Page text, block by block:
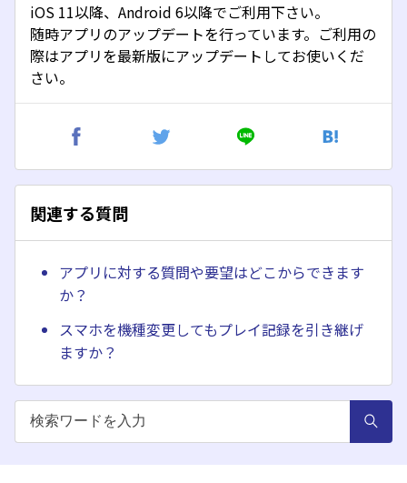
iOS 11以降、Android 6以降でご利用下さい。
随時アプリのアップデートを行っています。ご利用の
際はアプリを最新版にアップデートしてお使いくだ
さい。
関連する質問
アプリに対する質問や要望はどこからできます
か？
スマホを機種変更してもプレイ記録を引き継げ
ますか？